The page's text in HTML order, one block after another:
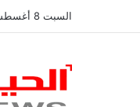
السبت 8 أغسطس 2026